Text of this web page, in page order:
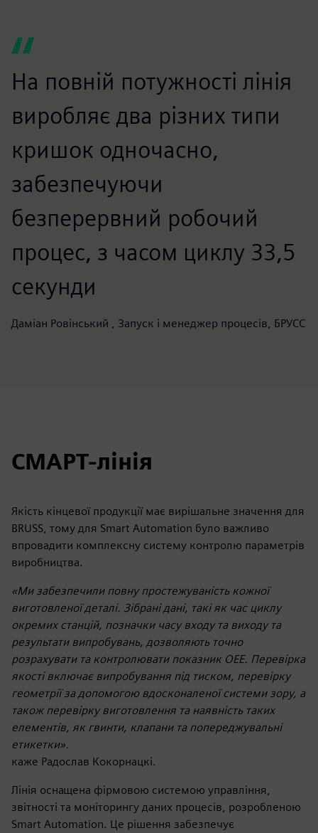
На повній потужності лінія
виробляє два різних типи
кришок одночасно,
забезпечуючи
безперервний робочий
процес, з часом циклу 33,5
секунди
Даміан Ровінський , Запуск і менеджер процесів, БРУСС
СМАРТ-лінія
Якість кінцевої продукції має вирішальне значення для
BRUSS, тому для Smart Automation було важливо
впровадити комплексну систему контролю параметрів
виробництва.
«Ми забезпечили повну простежуваність кожної
виготовленої деталі. Зібрані дані, такі як час циклу
окремих станцій, позначки часу входу та виходу та
результати випробувань, дозволяють точно
розрахувати та контролювати показник OEE. Перевірка
якості включає випробування під тиском, перевірку
геометрії за допомогою вдосконаленої системи зору, а
також перевірку виготовлення та наявність таких
елементів, як гвинти, клапани та попереджувальні
етикетки».
каже Радослав Кокорнацкі.
Лінія оснащена фірмовою системою управління,
звітності та моніторингу даних процесів, розробленою
Smart Automation. Це рішення забезпечує